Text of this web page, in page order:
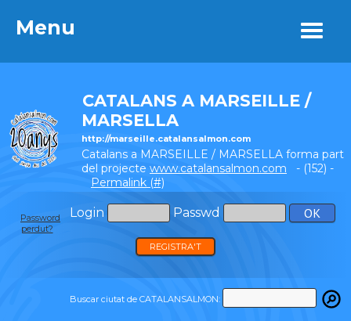
Menu
CATALANS A MARSEILLE /
MARSELLA
http://marseille.catalansalmon.com
Catalans a MARSEILLE / MARSELLA forma part
del projecte www.catalansalmon.com - (152) -
Permalink (#)
Login Passwd
Password
perdut?
REGISTRA'T
Buscar ciutat de CATALANSALMON:
Menu